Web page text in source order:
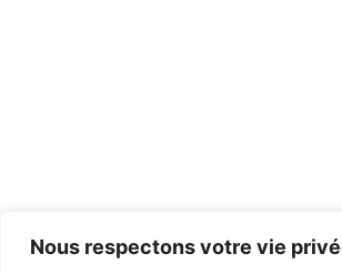
Nous respectons votre vie